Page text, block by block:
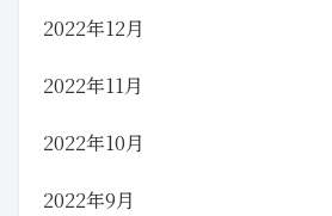
2022年12月
2022年11月
2022年10月
2022年9月